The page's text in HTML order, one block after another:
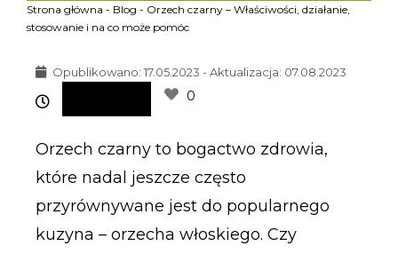
Strona główna - Blog - Orzech czarny – Właściwości, działanie,
stosowanie i na co może pomóc
Opublikowano: 17.05.2023 - Aktualizacja: 07.08.2023
0
Orzech czarny to bogactwo zdrowia,
które nadal jeszcze często
przyrównywane jest do popularnego
kuzyna – orzecha włoskiego. Czy